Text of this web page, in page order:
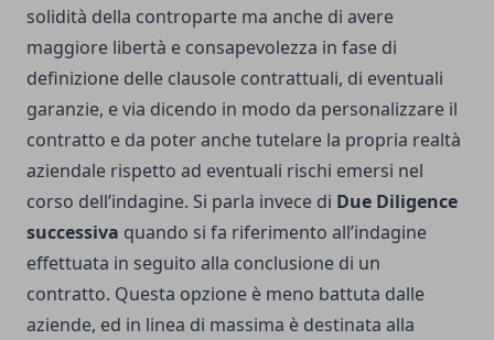
solidità della controparte ma anche di avere
maggiore libertà e consapevolezza in fase di
definizione delle clausole contrattuali, di eventuali
garanzie, e via dicendo in modo da personalizzare il
contratto e da poter anche tutelare la propria realtà
aziendale rispetto ad eventuali rischi emersi nel
corso dell’indagine. Si parla invece di Due Diligence
successiva quando si fa riferimento all’indagine
effettuata in seguito alla conclusione di un
contratto. Questa opzione è meno battuta dalle
aziende, ed in linea di massima è destinata alla